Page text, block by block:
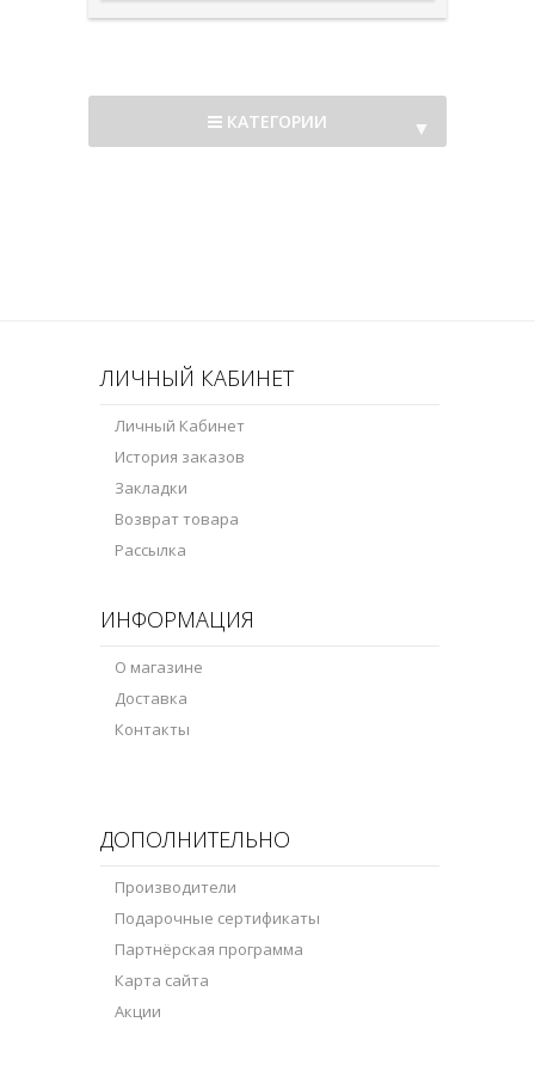
КАТЕГОРИИ ▼
ЛИЧНЫЙ КАБИНЕТ
Личный Кабинет
История заказов
Закладки
Возврат товара
Рассылка
ИНФОРМАЦИЯ
О магазине
Доставка
Контакты
ДОПОЛНИТЕЛЬНО
Производители
Подарочные сертификаты
Партнёрская программа
Карта сайта
Акции